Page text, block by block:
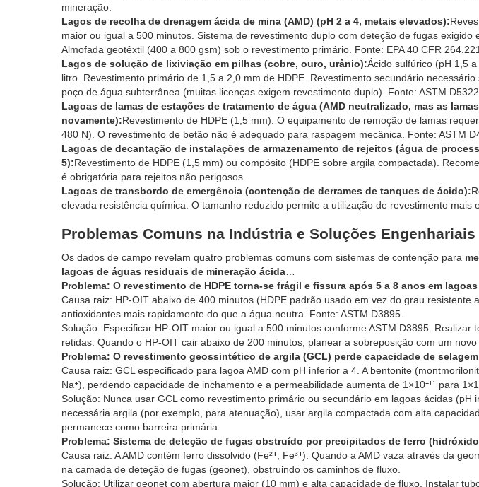
mineração:
Lagos de recolha de drenagem ácida de mina (AMD) (pH 2 a 4, metais elevados):
maior ou igual a 500 minutos. Sistema de revestimento duplo com deteção de fugas exigido
Almofada geotêxtil (400 a 800 gsm) sob o revestimento primário. Fonte: EPA 40 CFR 264.221.
Lagos de solução de lixiviação em pilhas (cobre, ouro, urânio):Ácido sulfúrico (pH 1,5
litro. Revestimento primário de 1,5 a 2,0 mm de HDPE. Revestimento secundário
poço de água subterrânea (muitas licenças exigem revestimento duplo). Fonte: ASTM D5322.
Lagoas de lamas de estações de tratamento de água (AMD neutralizado, mas as
novamente):Revestimento de HDPE (1,5 mm). O equipamento de remoção de lamas
480 N). O revestimento de betão não é adequado para raspagem mecânica. Fonte: ASTM
Lagoas de decantação de instalações de armazenamento de rejeitos (água de
5):Revestimento de HDPE (1,5 mm) ou compósito (HDPE sobre argila compactada).
é obrigatória para rejeitos não perigosos.
Lagoas de transbordo de emergência (contenção de derrames de tanques de ácido):
elevada resistência química. O tamanho reduzido permite a utilização de revestimento mais
Problemas Comuns na Indústria e Soluções Engenhariais
Os dados de campo revelam quatro problemas comuns com sistemas de contenção para
lagoas de águas residuais de mineração ácida
Problema: O revestimento de HDPE torna-se frágil e fissura após 5 a 8 anos em
Causa raiz: HP-OIT abaixo de 400 minutos (HDPE padrão usado em vez do grau resistente
antioxidantes mais rapidamente do que a água neutra. Fonte: ASTM D3895.
Solução: Especificar HP-OIT maior ou igual a 500 minutos conforme ASTM D3895. Realizar
retidas. Quando o HP-OIT cair abaixo de 200 minutos, planear a sobreposição com um novo
Problema: O revestimento geossintético de argila (GCL) perde capacidade de
Causa raiz: GCL especificado para lagoa AMD com pH inferior a 4. A bentonite
Na⁺), perdendo capacidade de inchamento e a permeabilidade aumenta de 1×10⁻¹¹ para
Solução: Nunca usar GCL como revestimento primário ou secundário em lagoas ácidas (pH
necessária argila (por exemplo, para atenuação), usar argila compactada com alta
permanece como barreira primária.
Problema: Sistema de deteção de fugas obstruído por precipitados de ferro
Causa raiz: A AMD contém ferro dissolvido (Fe²⁺, Fe³⁺). Quando a AMD vaza através da
na camada de deteção de fugas (geonet), obstruindo os caminhos de fluxo.
Solução: Utilizar geonet com abertura maior (10 mm) e alta capacidade de fluxo. Instalar